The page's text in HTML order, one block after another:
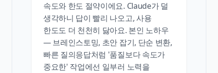
속도와 한도 절약이에요. Claude가 덜
생각하니 답이 빨리 나오고, 사용
한도도 더 천천히 닳아요. 본인 노하우
— 브레인스토밍, 초안 잡기, 단순 변환,
빠른 질의응답처럼 '품질보다 속도가
중요한' 작업에선 일부러 노력을